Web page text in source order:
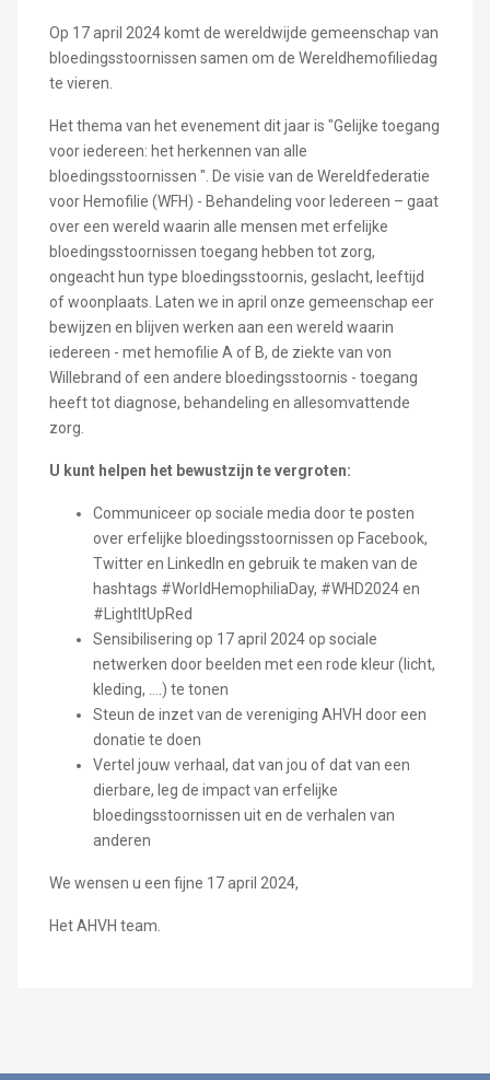
Op 17 april 2024 komt de wereldwijde gemeenschap van
bloedingsstoornissen samen om de Wereldhemofiliedag
te vieren.
Het thema van het evenement dit jaar is "Gelijke toegang
voor iedereen: het herkennen van alle
bloedingsstoornissen ". De visie van de Wereldfederatie
voor Hemofilie (WFH) - Behandeling voor Iedereen – gaat
over een wereld waarin alle mensen met erfelijke
bloedingsstoornissen toegang hebben tot zorg,
ongeacht hun type bloedingsstoornis, geslacht, leeftijd
of woonplaats. Laten we in april onze gemeenschap eer
bewijzen en blijven werken aan een wereld waarin
iedereen - met hemofilie A of B, de ziekte van von
Willebrand of een andere bloedingsstoornis - toegang
heeft tot diagnose, behandeling en allesomvattende
zorg.
U kunt helpen het bewustzijn te vergroten:
Communiceer op sociale media door te posten
over erfelijke bloedingsstoornissen op Facebook,
Twitter en LinkedIn en gebruik te maken van de
hashtags #WorldHemophiliaDay, #WHD2024 en
#LightItUpRed
Sensibilisering op 17 april 2024 op sociale
netwerken door beelden met een rode kleur (licht,
kleding, ....) te tonen
Steun de inzet van de vereniging AHVH door een
donatie te doen
Vertel jouw verhaal, dat van jou of dat van een
dierbare, leg de impact van erfelijke
bloedingsstoornissen uit en de verhalen van
anderen
We wensen u een fijne 17 april 2024,
Het AHVH team.